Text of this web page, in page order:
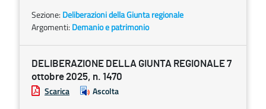
Sezione: Deliberazioni della Giunta regionale
Argomenti: Demanio e patrimonio
DELIBERAZIONE DELLA GIUNTA REGIONALE 7
ottobre 2025, n. 1470
Scarica Ascolta